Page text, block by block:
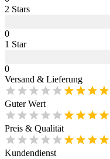
2 Stars
0
1 Star
0
Versand & Lieferung
Guter Wert
Preis & Qualität
Kundendienst